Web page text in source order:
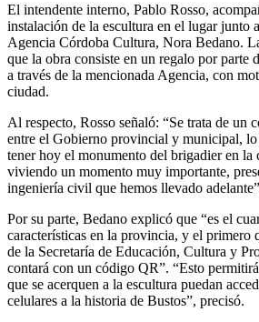
El intendente interno, Pablo Rosso,
instalación de la escultura en el lugar junto
Agencia Córdoba Cultura, Nora Bedano.
que la obra consiste en un regalo por parte
a través de la mencionada Agencia, con
ciudad.
Al respecto, Rosso señaló: “Se trata de un
entre el Gobierno provincial y municipal,
tener hoy el monumento del brigadier en la
viviendo un momento muy importante,
ingeniería civil que hemos llevado
Por su parte, Bedano explicó que “es el
características en la provincia, y el primero
de la Secretaría de Educación, Cultura y
contará con un código QR”. “Esto
que se acerquen a la escultura puedan
celulares a la historia de Bustos”, precisó.